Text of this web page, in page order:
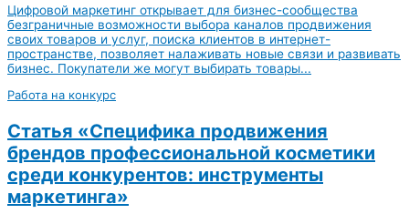
Цифровой маркетинг открывает для бизнес-сообщества
безграничные возможности выбора каналов продвижения
своих товаров и услуг, поиска клиентов в интернет-
пространстве, позволяет налаживать новые связи и развивать
бизнес. Покупатели же могут выбирать товары...
Работа на конкурс
Статья «Специфика продвижения
брендов профессиональной косметики
среди конкурентов: инструменты
маркетинга»